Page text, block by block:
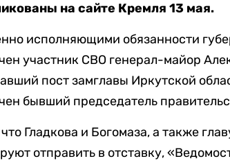
на сайте Кремля 13 мая.
исполняющими обязанности
участник СВО генерал-майор
пост замглавы Иркутской
бывший председатель
Гладкова и Богомаза, а также
отправить в отставку,